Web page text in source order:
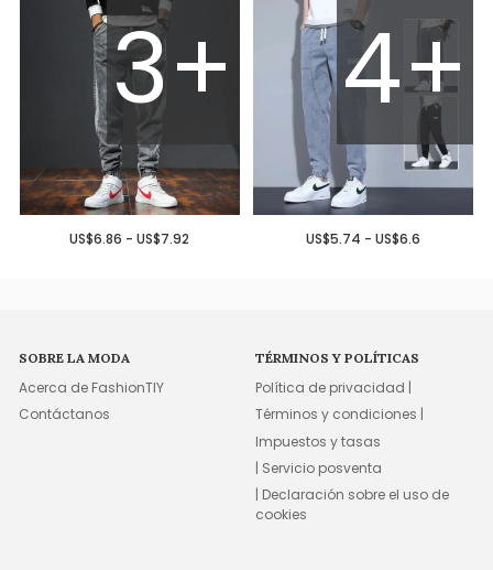
3+
US$6.86 - US$7.92
4+
US$5.74 - US$6.6
SOBRE LA MODA
Acerca de FashionTIY
Contáctanos
TÉRMINOS Y POLÍTICAS
Política de privacidad |
Términos y condiciones |
Impuestos y tasas
| Servicio posventa
| Declaración sobre el uso de
cookies